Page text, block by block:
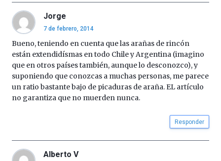
Jorge
7 de febrero, 2014
Bueno, teniendo en cuenta que las arañas de rincón
están extendidísmas en todo Chile y Argentina (imagino
que en otros países también, aunque lo desconozco), y
suponiendo que conozcas a muchas personas, me parece
un ratio bastante bajo de picaduras de araña. EL artículo
no garantiza que no muerden nunca.
Responder
Alberto V